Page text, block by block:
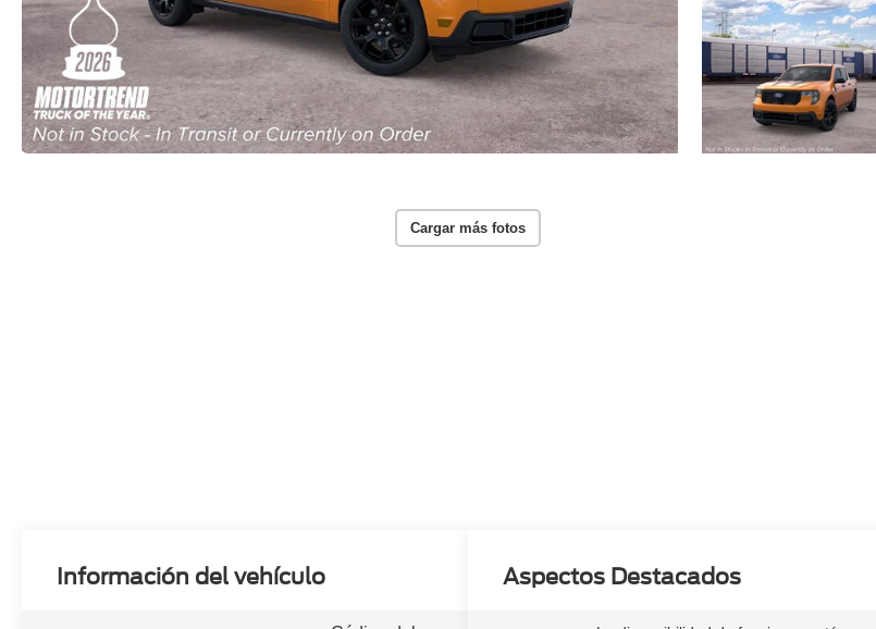
Cargar más fotos
Información del vehículo Aspectos Destacados